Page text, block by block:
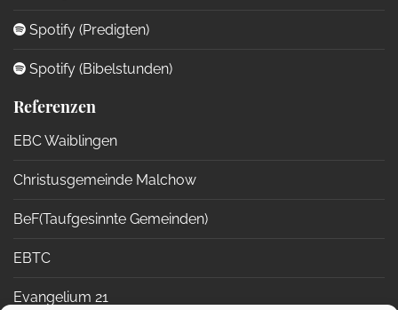
Spotify (Predigten)
Spotify (Bibelstunden)
Referenzen
EBC Waiblingen
Christusgemeinde Malchow
BeF(Taufgesinnte Gemeinden)
EBTC
Evangelium 21